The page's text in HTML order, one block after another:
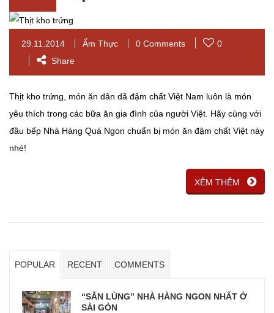
29.11.2014 Ẩm Thực 0 Comments
0
Share
Thịt kho trứng, món ăn dân dã đậm chất Việt Nam luôn là món
yêu thích trong các bữa ăn gia đình của người Việt. Hãy cùng với
đầu bếp Nhà Hàng Quá Ngon chuẩn bị món ăn đậm chất Việt này
nhé!
XÊM THÊM
POPULAR RECENT COMMENTS
“SĂN LÙNG” NHÀ HÀNG NGON NHẤT Ở
SÀI GÒN